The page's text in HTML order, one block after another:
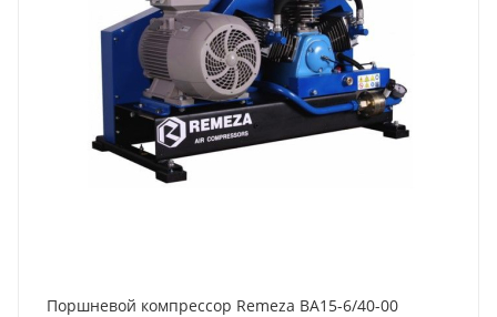
Поршневой компрессор Remeza ВА15-6/40-00